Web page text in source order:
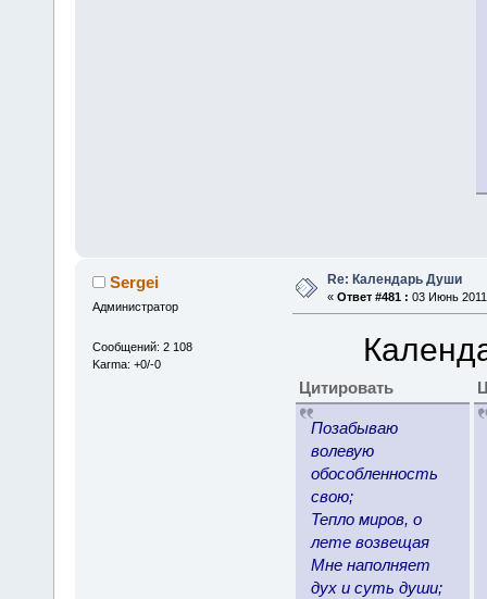
Sergei
Администратор
Сообщений: 2 108
Karma: +0/-0
Re: Календарь Души
« Ответ #481 : 03 Июнь
Цитировать
Позабываю
волевую
обособленность
свою;
Тепло миров, о
лете возвещая
Мне наполняет
дух и суть души;